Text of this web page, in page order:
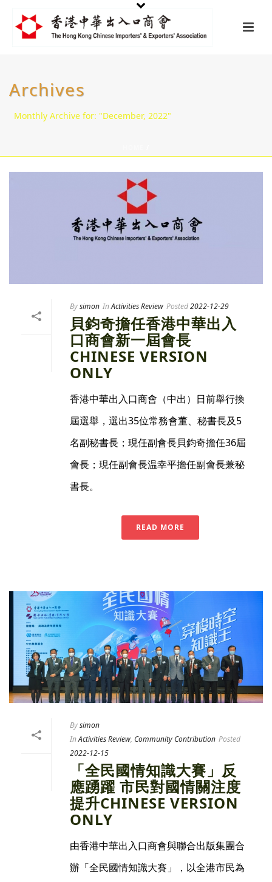
Archives
Monthly Archive for: "December, 2022"
Bysimon InActivities Review Posted2022-12-29
貝鈞奇擔任香港中華出入
口商會新一屆會長
CHINESE VERSION
ONLY
香港中華出入口商會（中出）日前舉行換
屆選舉，選出35位常務會董、秘書長及5
名副秘書長；現任副會長貝鈞奇擔任36屆
會長；現任副會長温幸平擔任副會長兼秘
書長。
READ MORE
Bysimon
InActivities Review, Community Contribution Posted
2022-12-15
「全民國情知識大賽」反
應踴躍 市民對國情關注度
提升CHINESE VERSION
ONLY
由香港中華出入口商會與聯合出版集團合
辦「全民國情知識大賽」，以全港市民為